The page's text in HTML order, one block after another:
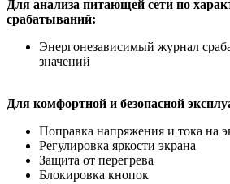
Для анализа питающей сети по
срабатываний:
Энергонезависимый журнал
значений
Для комфортной и безопасной
Поправка напряжения и тока на
Регулировка яркости экрана
Защита от перегрева
Блокировка кнопок